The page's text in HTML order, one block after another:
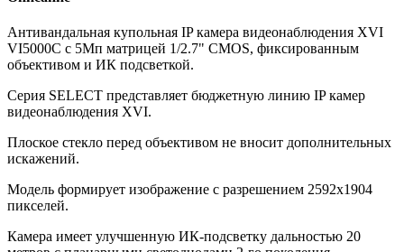
Антивандальная купольная IP камера видеонаблюдения XVI
VI5000C с 5Мп матрицей 1/2.7" CMOS, фиксированным
объективом и ИК подсветкой.
Серия SELECT представляет бюджетную линию IP камер
видеонаблюдения XVI.
Плоское стекло перед объективом не вносит дополнительных
искажений.
Модель формирует изображение с разрешением 2592x1904
пикселей.
Камера имеет улучшенную ИК-подсветку дальностью 20